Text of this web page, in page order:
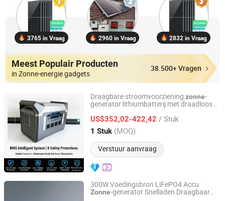
3765 in Vraag 2960 in Vraag 2832 in Vraag
Meest Populair Producten
in Zonne-energie gadgets
38.500+ Vragen
Draagbare stroomvoorziening zonne-
generator lithiumbatterij met draadloos
thuisnoodsituaties buiten kamperen RV
US$352,02-422,42 / Stuk
1 Stuk (MOQ)
Verstuur aanvraag
Shaoxing Rich Technology Co., Ltd.
Zhejiang, China Sinds 2026
300W Voedingsbron LiFePO4 Accu
Zonne-generator Snelladen Draagbaar
Ningbo GLGW New Energy Co., Ltd